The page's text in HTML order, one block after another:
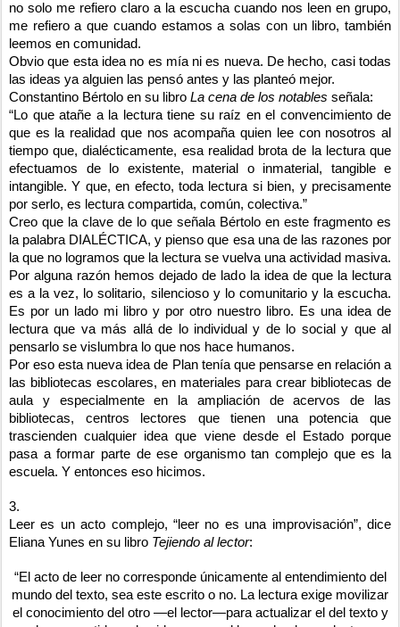
no solo me refiero claro a la escucha cuando nos leen en grupo,
me refiero a que cuando estamos a solas con un libro, también
leemos en comunidad.
Obvio que esta idea no es mía ni es nueva. De hecho, casi todas
las ideas ya alguien las pensó antes y las planteó mejor.
Constantino Bértolo en su libro La cena de los notables señala:
“Lo que atañe a la lectura tiene su raíz en el convencimiento de
que es la realidad que nos acompaña quien lee con nosotros al
tiempo que, dialécticamente, esa realidad brota de la lectura que
efectuamos de lo existente, material o inmaterial, tangible e
intangible. Y que, en efecto, toda lectura si bien, y precisamente
por serlo, es lectura compartida, común, colectiva.”
Creo que la clave de lo que señala Bértolo en este fragmento es
la palabra DIALÉCTICA, y pienso que esa una de las razones por
la que no logramos que la lectura se vuelva una actividad masiva.
Por alguna razón hemos dejado de lado la idea de que la lectura
es a la vez, lo solitario, silencioso y lo comunitario y la escucha.
Es por un lado mi libro y por otro nuestro libro. Es una idea de
lectura que va más allá de lo individual y de lo social y que al
pensarlo se vislumbra lo que nos hace humanos.
Por eso esta nueva idea de Plan tenía que pensarse en relación a
las bibliotecas escolares, en materiales para crear bibliotecas de
aula y especialmente en la ampliación de acervos de las
bibliotecas, centros lectores que tienen una potencia que
trascienden cualquier idea que viene desde el Estado porque
pasa a formar parte de ese organismo tan complejo que es la
escuela. Y entonces eso hicimos.
3.
Leer es un acto complejo, “leer no es una improvisación”, dice
Eliana Yunes en su libro Tejiendo al lector:
“El acto de leer no corresponde únicamente al entendimiento del
mundo del texto, sea este escrito o no. La lectura exige movilizar
el conocimiento del otro —el lector—para actualizar el del texto y